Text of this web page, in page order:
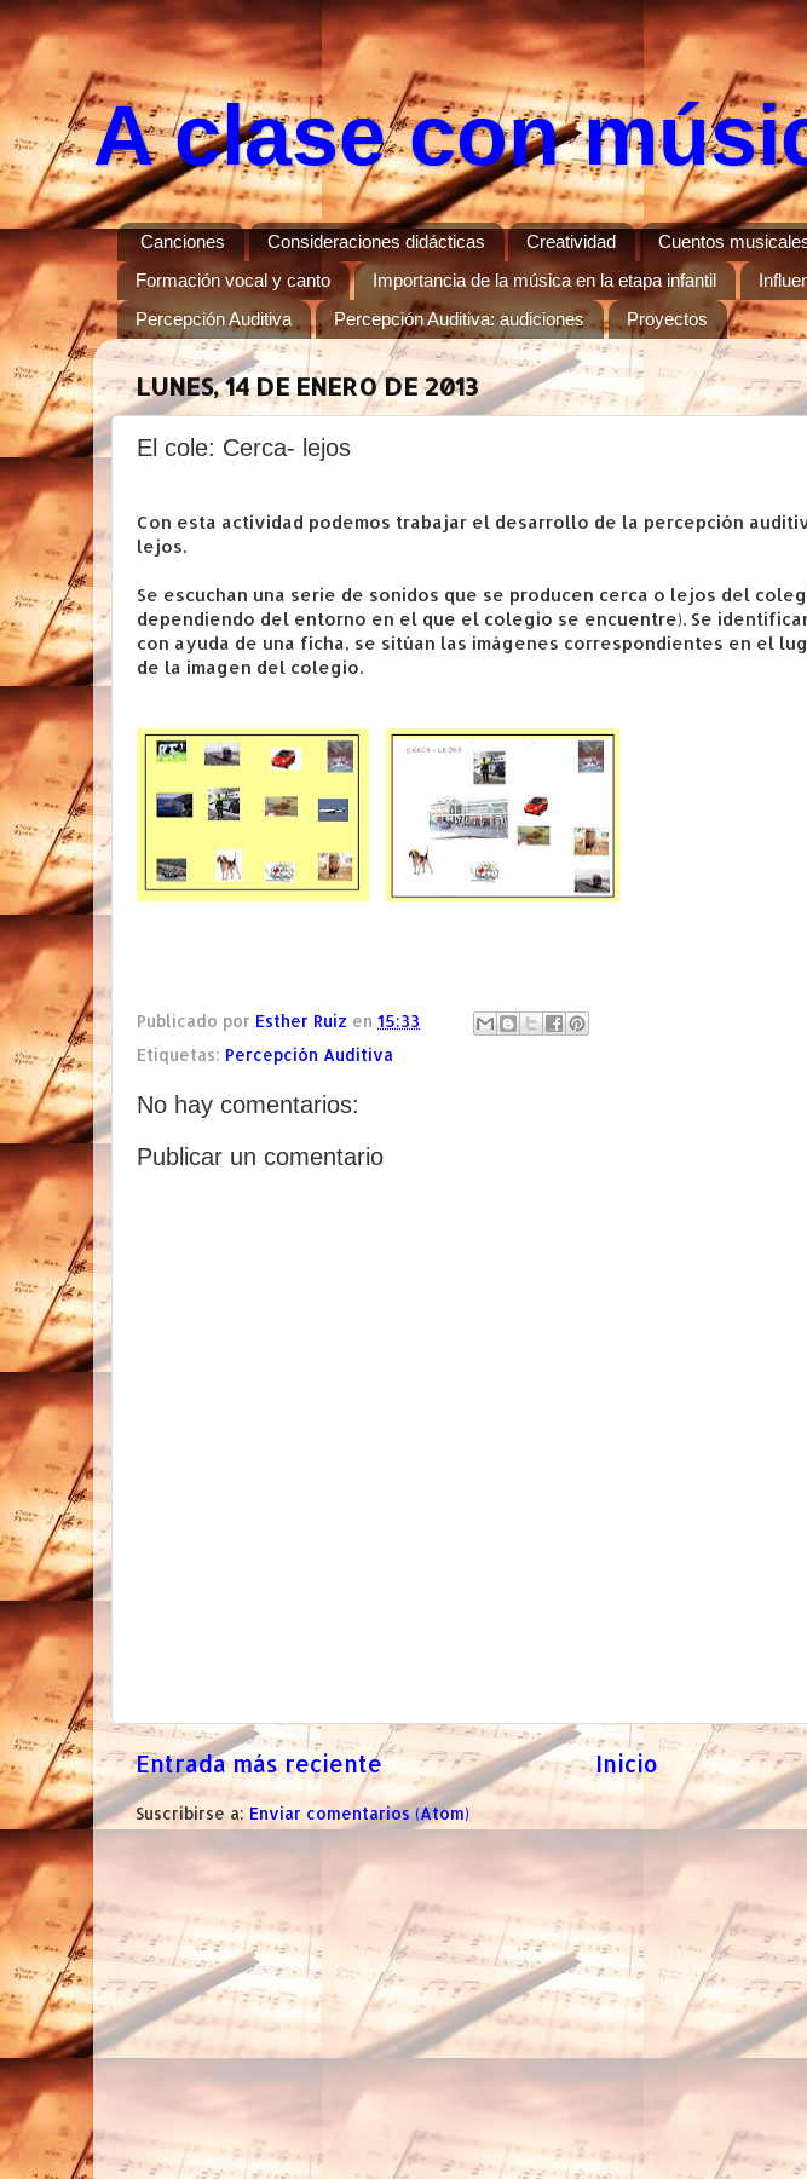
A clase con
Canciones Consideraciones didácticas Creatividad Cuentos
Formación vocal y canto
Importancia de la música en la etapa infantil
Percepción Auditiva
Percepción Auditiva: audiciones Proyectos
LUNES, 14 DE ENERO DE 2013
El cole: Cerca- lejos
Con esta actividad podemos trabajar el desarrollo de la percepción
lejos.
Se escuchan una serie de sonidos que se producen cerca o lejos del
dependiendo del entorno en el que el colegio se encuentre). Se
con ayuda de una ficha, se sitúan las imágenes correspondientes en el
de la imagen del colegio.
Publicado por Esther Ruiz en 15:33
Etiquetas: Percepción Auditiva
No hay comentarios:
Publicar un comentario
Entrada más reciente Inicio
Suscribirse a: Enviar comentarios (Atom)